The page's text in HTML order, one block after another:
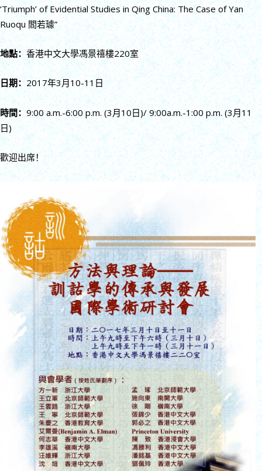
‘Triumph’ of Evidential Studies in Qing China: The Case of Yan
Ruoqu 閻若璩”
地點： 香港中文大學馮景禧樓220室
日期： 2017年3月10-11日
時間： 9:00 a.m.-6:00 p.m. (3月10日)/ 9:00a.m.-1:00 p.m. (3月11
日)
歡迎出席！